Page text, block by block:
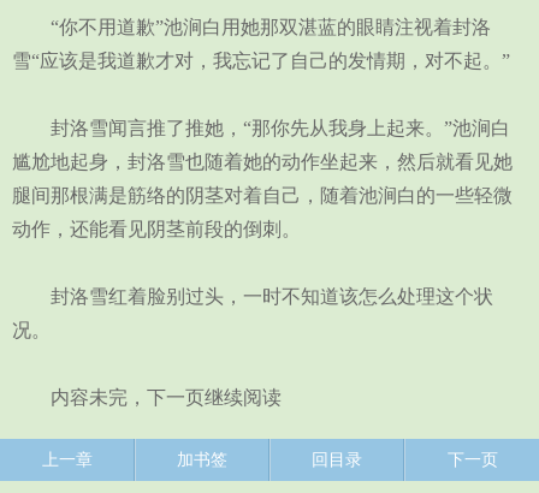
“你不用道歉”池涧白用她那双湛蓝的眼睛注视着封洛
雪“应该是我道歉才对，我忘记了自己的发情期，对不起。”
封洛雪闻言推了推她，“那你先从我身上起来。”池涧白
尴尬地起身，封洛雪也随着她的动作坐起来，然后就看见她
腿间那根满是筋络的阴茎对着自己，随着池涧白的一些轻微
动作，还能看见阴茎前段的倒刺。
封洛雪红着脸别过头，一时不知道该怎么处理这个状
况。
内容未完，下一页继续阅读
上一章 加书签 回目录 下一页